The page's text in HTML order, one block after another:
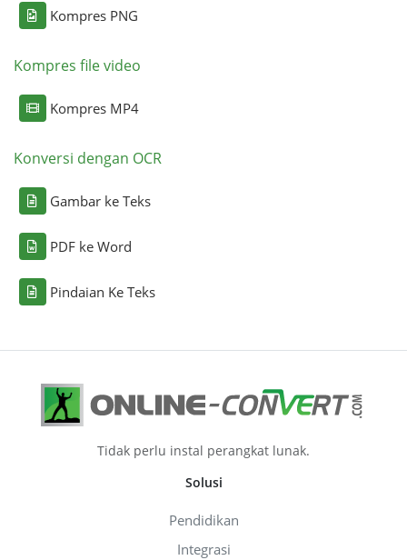
Kompres PNG
Kompres file video
Kompres MP4
Konversi dengan OCR
Gambar ke Teks
PDF ke Word
Pindaian Ke Teks
Tidak perlu instal perangkat lunak.
Solusi
Pendidikan
Integrasi